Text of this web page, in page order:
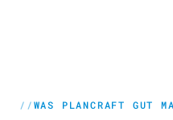
WAS PLANCRAFT GUT